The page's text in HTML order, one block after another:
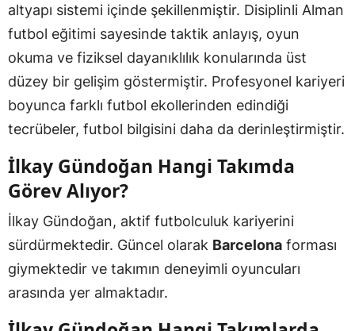
altyapı sistemi içinde şekillenmiştir. Disiplinli Alman
futbol eğitimi sayesinde taktik anlayış, oyun
okuma ve fiziksel dayanıklılık konularında üst
düzey bir gelişim göstermiştir. Profesyonel kariyeri
boyunca farklı futbol ekollerinden edindiği
tecrübeler, futbol bilgisini daha da derinleştirmiştir.
İlkay Gündoğan Hangi Takımda
Görev Alıyor?
İlkay Gündoğan, aktif futbolculuk kariyerini
sürdürmektedir. Güncel olarak Barcelona forması
giymektedir ve takımın deneyimli oyuncuları
arasında yer almaktadır.